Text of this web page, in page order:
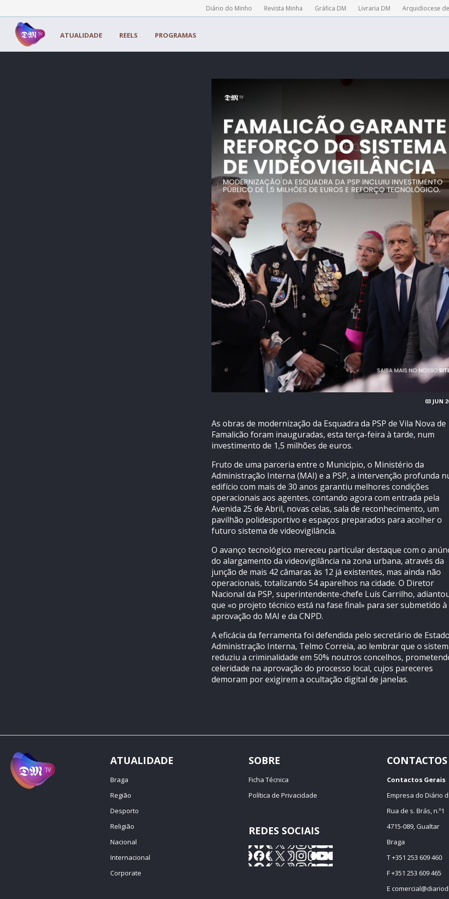
Diário do Minho Revista Minha Gráfica DM Livraria DM Arquidiocese
ATUALIDADE REELS PROGRAMAS
03 JUN
As obras de modernização da Esquadra da PSP de Vila Nova de
Famalicão foram inauguradas, esta terça-feira à tarde, num
investimento de 1,5 milhões de euros.
Fruto de uma parceria entre o Município, o Ministério da
Administração Interna (MAI) e a PSP, a intervenção profunda
edifício com mais de 30 anos garantiu melhores condições
operacionais aos agentes, contando agora com entrada pela
Avenida 25 de Abril, novas celas, sala de reconhecimento, um
pavilhão polidesportivo e espaços preparados para acolher o
futuro sistema de videovigilância.
O avanço tecnológico mereceu particular destaque com o
do alargamento da videovigilância na zona urbana, através da
junção de mais 42 câmaras às 12 já existentes, mas ainda não
operacionais, totalizando 54 aparelhos na cidade. O Diretor
Nacional da PSP, superintendente-chefe Luís Carrilho,
que «o projeto técnico está na fase final» para ser submetido à
aprovação do MAI e da CNPD.
A eficácia da ferramenta foi defendida pelo secretário de
Administração Interna, Telmo Correia, ao lembrar que o
reduziu a criminalidade em 50% noutros concelhos,
celeridade na aprovação do processo local, cujos pareceres
demoram por exigirem a ocultação digital de janelas.
ATUALIDADE
Braga
Região
Desporto
Religião
Nacional
Internacional
Corporate
SOBRE
Ficha Técnica
Política de Privacidade
REDES SOCIAIS
CONTACTOS
Contactos Gerais
Empresa do Diário
Rua de s. Brás, n.º1
4715-089, Gualtar
Braga
T +351 253 609 460
F +351 253 609 465
E